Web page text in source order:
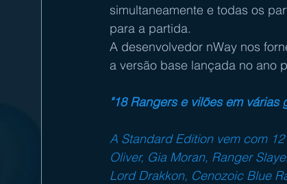
simultaneamente e todas os
para a partida.
A desenvolvedor nWay nos
a versão base lançada no ano
"18 Rangers e vilões em várias
A Standard Edition vem com
Oliver, Gia Moran, Ranger
Lord Drakkon, Cenozoic Blue